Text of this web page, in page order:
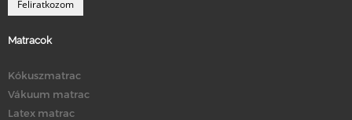
Matracok
Kókuszmatrac
Vákuum matrac
Latex matrac